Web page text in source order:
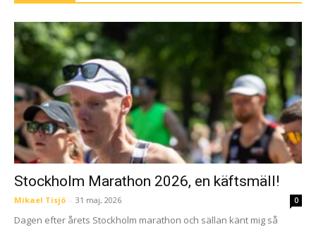
Stockholm Marathon 2026, en käftsmäll!
Mikael Tisjö - 31 maj, 2026 0
Dagen efter årets Stockholm marathon och sällan känt mig så